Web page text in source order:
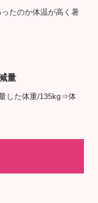
たのか体温が高く暑
量
した体重/135kg⇒体